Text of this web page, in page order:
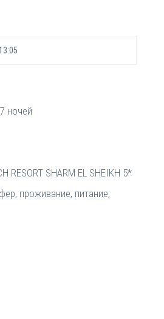
ночей
RESORT SHARM EL SHEIKH 5*
проживание, питание,